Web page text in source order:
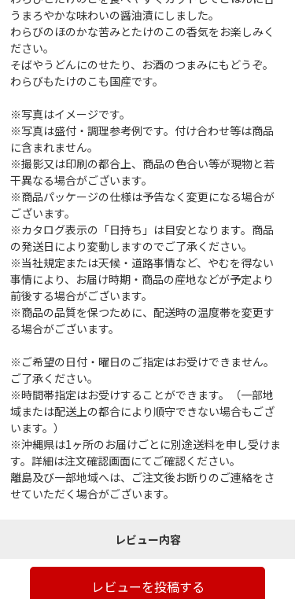
うまろやかな味わいの醤油漬にしました。
わらびのほのかな苦みとたけのこの香気をお楽しみく
ださい。
そばやうどんにのせたり、お酒のつまみにもどうぞ。
わらびもたけのこも国産です。
※写真はイメージです。
※写真は盛付・調理参考例です。付け合わせ等は商品
に含まれません。
※撮影又は印刷の都合上、商品の色合い等が現物と若
干異なる場合がございます。
※商品パッケージの仕様は予告なく変更になる場合が
ございます。
※カタログ表示の「日持ち」は目安となります。商品
の発送日により変動しますのでご了承ください。
※当社規定または天候・道路事情など、やむを得ない
事情により、お届け時期・商品の産地などが予定より
前後する場合がございます。
※商品の品質を保つために、配送時の温度帯を変更す
る場合がございます。
※ご希望の日付・曜日のご指定はお受けできません。
ご了承ください。
※時間帯指定はお受けすることができます。（一部地
域または配送上の都合により順守できない場合もござ
います。）
※沖縄県は1ヶ所のお届けごとに別途送料を申し受けま
す。詳細は注文確認画面にてご確認ください。
離島及び一部地域へは、ご注文後お断りのご連絡をさ
せていただく場合がございます。
レビュー内容
レビューを投稿する